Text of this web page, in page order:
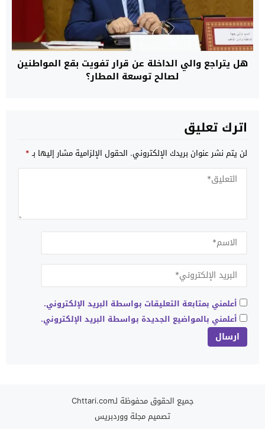
هل يتراجع والي الداخلة عن قرار تفويت بقع المواطنين
لصالح توسعة المطار؟
اترك تعليق
لن يتم نشر عنوان بريدك الإلكتروني. الحقول الإلزامية مشار إليها بـ*
أعلمني بمتابعة التعليقات بواسطة البريد الإلكتروني.
أعلمني بالمواضيع الجديدة بواسطة البريد الإلكتروني.
جميع الحقوق محفوظة لـChttari.com
تصميممجلة ووردبريس